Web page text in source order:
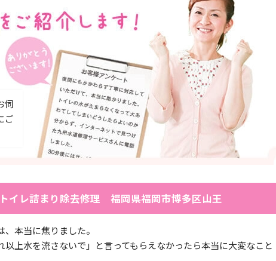
伺
ご
イレ詰まり除去修理 福岡県福岡市博多区山王
本当に焦りました。
以上水を流さないで」と言ってもらえなかったら本当に大変なこと